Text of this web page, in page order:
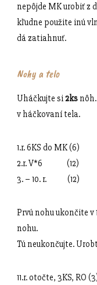
nepôjde MK urobiť z
kľudne použite inú
dá zatiahnuť.
Nohy a telo
Uháčkujte si2ks
v háčkovaní tela.
1.r. 6KS do MK (6)
2.r. V*6 (12)
3. – 10. r. (12)
Prvú nohu ukončite
nohu.
Tú neukončujte.
11.r. otočte, 3KS, RO